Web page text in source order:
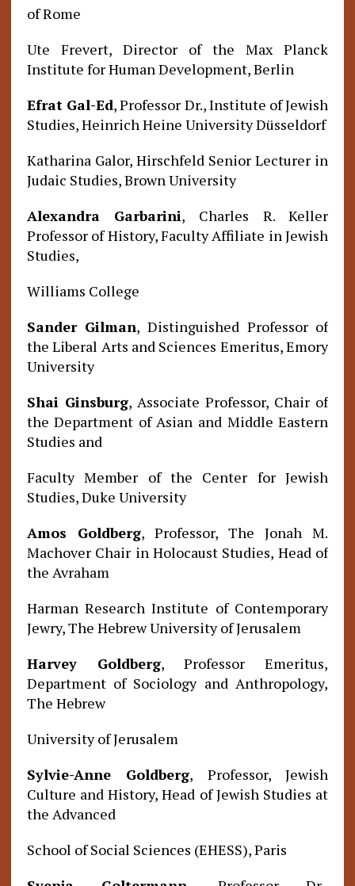
of Rome
Ute Frevert, Director of the Max Planck
Institute for Human Development, Berlin
Efrat Gal-Ed, Professor Dr., Institute of Jewish
Studies, Heinrich Heine University Düsseldorf
Katharina Galor, Hirschfeld Senior Lecturer in
Judaic Studies, Brown University
Alexandra Garbarini, Charles R. Keller
Professor of History, Faculty Affiliate in Jewish
Studies,
Williams College
Sander Gilman, Distinguished Professor of
the Liberal Arts and Sciences Emeritus, Emory
University
Shai Ginsburg, Associate Professor, Chair of
the Department of Asian and Middle Eastern
Studies and
Faculty Member of the Center for Jewish
Studies, Duke University
Amos Goldberg, Professor, The Jonah M.
Machover Chair in Holocaust Studies, Head of
the Avraham
Harman Research Institute of Contemporary
Jewry, The Hebrew University of Jerusalem
Harvey Goldberg, Professor Emeritus,
Department of Sociology and Anthropology,
The Hebrew
University of Jerusalem
Sylvie-Anne Goldberg, Professor, Jewish
Culture and History, Head of Jewish Studies at
the Advanced
School of Social Sciences (EHESS), Paris